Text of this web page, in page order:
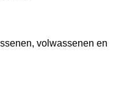
volwassenen en